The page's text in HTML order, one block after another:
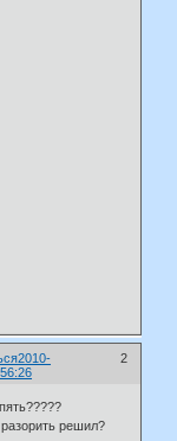
2
2010-
решил?